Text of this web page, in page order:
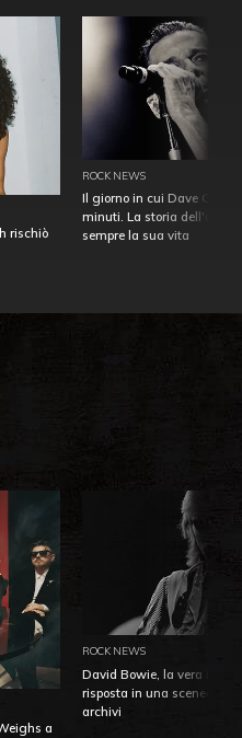
rischiò
ROCK NEWS
Il giorno in cui Dave
minuti. La storia
sempre la sua vita
a
ROCK NEWS
David Bowie, la vera
risposta in una
archivi